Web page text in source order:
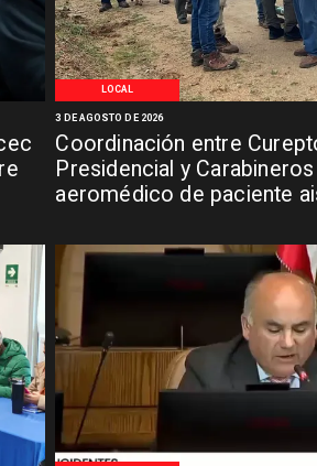
LOCAL
Coordinación entre
Presidencial y
aeromédico de paciente
3 DE AGOSTO DE 2026